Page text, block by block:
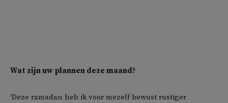
Wat zijn uw plannen deze maand?
‘Deze ramadan heb ik voor mezelf bewust rustiger